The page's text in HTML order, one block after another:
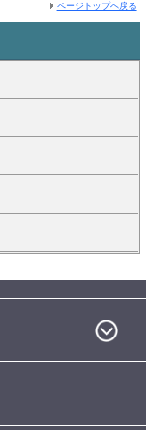
ページトップへ戻る